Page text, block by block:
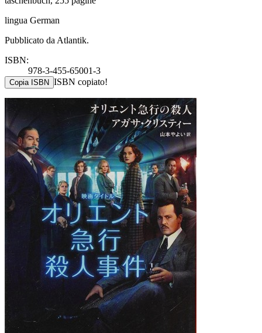
lingua German
Pubblicato da Atlantik.
ISBN:
978-3-455-65001-3
Copia ISBN ISBN copiato!